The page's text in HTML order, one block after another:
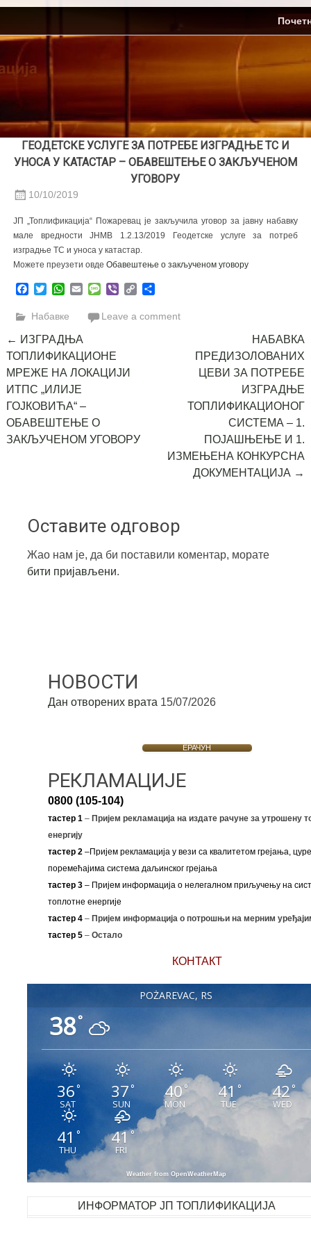
Skip
content
ГЕОДЕТСКЕ УСЛУГЕ ЗА ПОТРЕБЕ ИЗГРАДЊЕ ТС И
УНОСА У КАТАСТАР – ОБАВЕШТЕЊЕ О ЗАКЉУЧЕНОМ
УГОВОРУ
10/10/2019
JП „Топлификација“ Пожаревац је закључила уговор за јавну набавку
мале вредности ЈНМВ 1.2.13/2019 Геодетске услуге за потреб
изградње ТС и уноса у катастар.
Можете преузети овде Обавештење о закљученом уговору
Facebook
TwitterWhatsApp
EmailMessage
ViberCopy
Набавке Leave a comment
Post
navigation
← ИЗГРАДЊА
ТОПЛИФИКАЦИОНЕ
МРЕЖЕ НА ЛОКАЦИЈИ
ИТПС „ИЛИЈЕ
ГОЈКОВИЋА“ –
ОБАВЕШТЕЊЕ О
ЗАКЉУЧЕНОМ УГОВОРУ
НАБАВКА
ПРЕДИЗОЛОВАНИХ
ЦЕВИ ЗА ПОТРЕБЕ
ИЗГРАДЊЕ
ТОПЛИФИКАЦИОНОГ
СИСТЕМА – 1.
ПОЈАШЊЕЊЕ И 1.
ИЗМЕЊЕНА КОНКУРСНА
ДОКУМЕНТАЦИЈА →
Оставите одговор
Жао нам је, да би поставили коментар, морате
бити пријављени.
НОВОСТИ
Дан отворених врата 15/07/2026
ЕРАЧУН
РЕКЛАМАЦИЈЕ
0800 (105-104)
тастер 1–Пријем рекламација на издате рачуне за утрошену
енергију
тастер 2–Пријем рекламација у вези са квалитетом грејања,
поремећајима система даљинског грејања
тастер 3– Пријем информација о нелегалном приључењу на
топлотне енергије
тастер 4 – Пријем информација о потрошњи на мерним
тастер 5 – Остало
КОНТАКТ
POŽAREVAC, RS
38°
36°
SAT
37 °
SUN
40°
MON
41 °
TUE
42°
WED
41 °
THU
41°
FRI
Weather from OpenWeatherMap
ИНФОРМАТОР ЈП ТОПЛИФИКАЦИЈА